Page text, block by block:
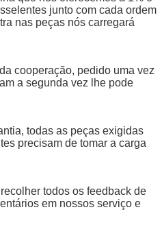
junto com cada ordem
nas peças nós carregará
cooperação, pedido uma vez
a segunda vez lhe pode
todas as peças exigidas
precisam de tomar a carga
todos os feedback de
em nossos serviço e